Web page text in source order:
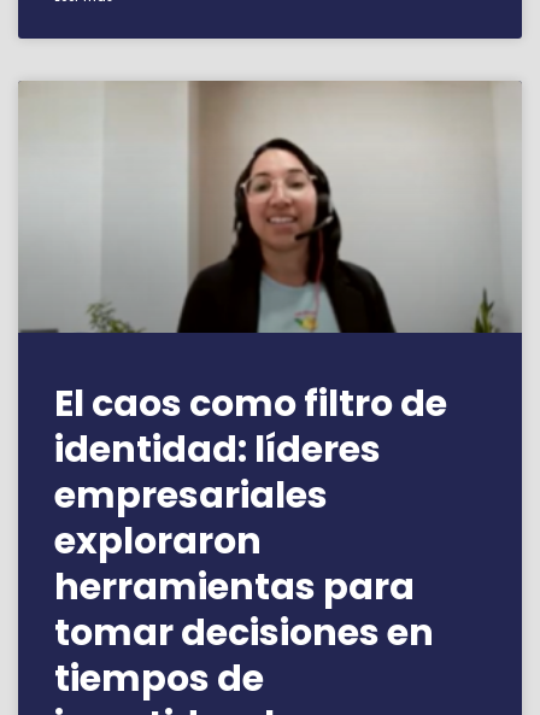
El caos como filtro de
identidad: líderes
empresariales
exploraron
herramientas para
tomar decisiones en
tiempos de